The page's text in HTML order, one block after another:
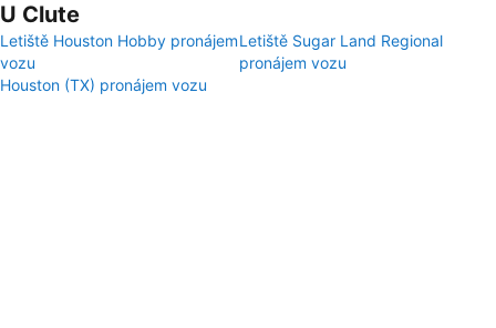
U Clute
Letiště Houston Hobby pronájem
vozu
Letiště Sugar Land Regional
pronájem vozu
Houston (TX) pronájem vozu